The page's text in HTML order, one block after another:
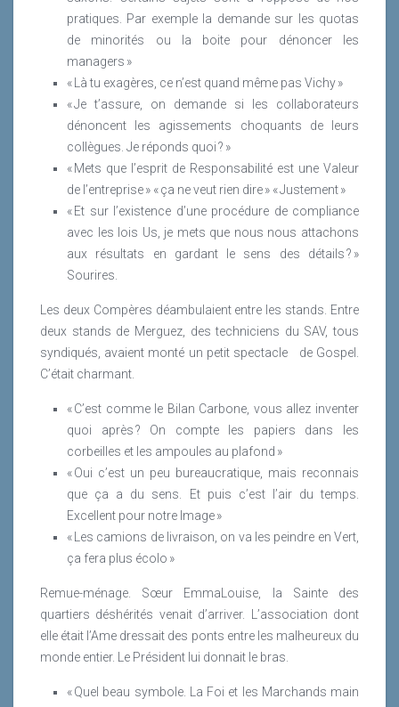
pratiques. Par exemple la demande sur les quotas
de minorités ou la boite pour dénoncer les
managers »
« Là tu exagères, ce n’est quand même pas Vichy »
« Je t’assure, on demande si les collaborateurs
dénoncent les agissements choquants de leurs
collègues. Je réponds quoi ? »
« Mets que l’esprit de Responsabilité est une Valeur
de l’entreprise » « ça ne veut rien dire » « Justement »
« Et sur l’existence d’une procédure de compliance
avec les lois Us, je mets que nous nous attachons
aux résultats en gardant le sens des détails ? »
Sourires.
Les deux Compères déambulaient entre les stands. Entre
deux stands de Merguez, des techniciens du SAV, tous
syndiqués, avaient monté un petit spectacle
de Gospel.
C’était charmant.
« C’est comme le Bilan Carbone, vous allez inventer
quoi après ? On compte les papiers dans les
corbeilles et les ampoules au plafond »
« Oui c’est un peu bureaucratique, mais reconnais
que ça a du sens. Et puis c’est l’air du temps.
Excellent pour notre Image »
« Les camions de livraison, on va les peindre en Vert,
ça fera plus écolo »
Remue-ménage. Sœur EmmaLouise, la Sainte des
quartiers déshérités venait d’arriver. L’association dont
elle était l’Ame dressait des ponts entre les malheureux du
monde entier. Le Président lui donnait le bras.
« Quel beau symbole. La Foi et les Marchands main